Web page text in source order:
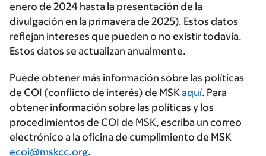
enero de 2024 hasta la presentación de la
divulgación en la primavera de 2025). Estos datos
reflejan intereses que pueden o no existir todavía.
Estos datos se actualizan anualmente.
Puede obtener más información sobre las políticas
de COI (conflicto de interés) de MSKaquí. Para
obtener información sobre las políticas y los
procedimientos de COI de MSK, escriba un correo
electrónico a la oficina de cumplimiento de MSK
ecoi@mskcc.org.